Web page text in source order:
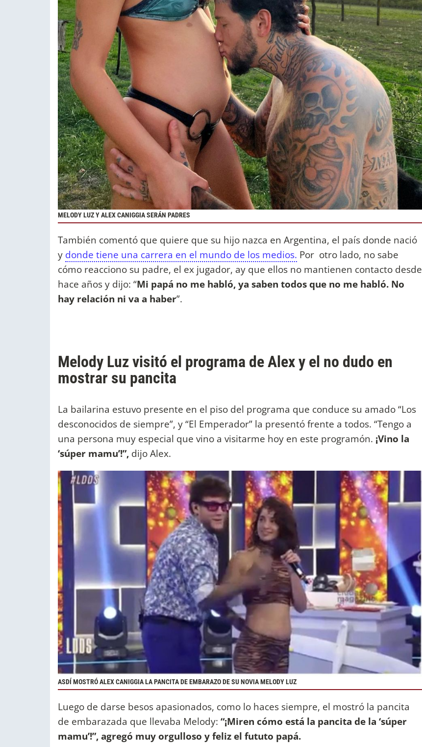
MELODY LUZ Y ALEX CANIGGIA SERÁN PADRES
También comentó que quiere que su hijo nazca en Argentina, el país donde nació
y donde tiene una carrera en el mundo de los medios. Por otro lado, no sabe
cómo reacciono su padre, el ex jugador, ay que ellos no mantienen contacto desde
hace años y dijo: “Mi papá no me habló, ya saben todos que no me habló. No
hay relación ni va a haber”.
Melody Luz visitó el programa de Alex y el no dudo en
mostrar su pancita
La bailarina estuvo presente en el piso del programa que conduce su amado “Los
desconocidos de siempre”, y “El Emperador” la presentó frente a todos. “Tengo a
una persona muy especial que vino a visitarme hoy en este programón. ¡Vino la
‘súper mamu’!”, dijo Alex.
ASDÍ MOSTRÓ ALEX CANIGGIA LA PANCITA DE EMBARAZO DE SU NOVIA MELODY LUZ
Luego de darse besos apasionados, como lo haces siempre, el mostró la pancita
de embarazada que llevaba Melody: “¡Miren cómo está la pancita de la ‘súper
mamu’!”, agregó muy orgulloso y feliz el fututo papá.